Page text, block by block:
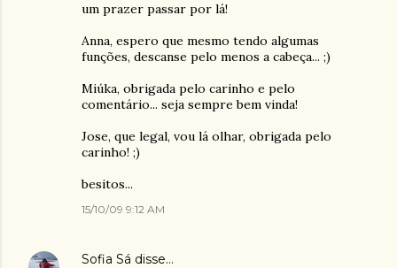
um prazer passar por lá!
Anna, espero que mesmo tendo algumas
funções, descanse pelo menos a cabeça... ;)
Miúka, obrigada pelo carinho e pelo
comentário... seja sempre bem vinda!
Jose, que legal, vou lá olhar, obrigada pelo
carinho! ;)
besitos...
15/10/09 9:12 AM
Sofia Sá disse…